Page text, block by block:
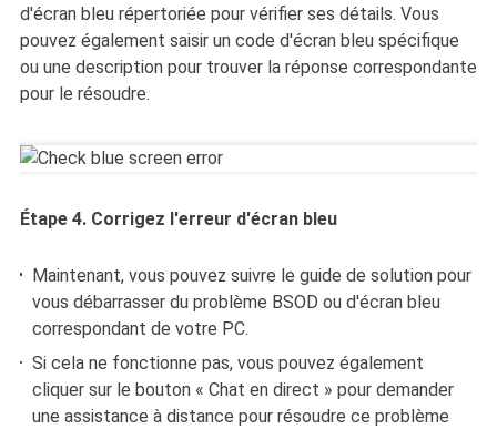
d'écran bleu répertoriée pour vérifier ses détails. Vous
pouvez également saisir un code d'écran bleu spécifique
ou une description pour trouver la réponse correspondante
pour le résoudre.
Étape 4. Corrigez l'erreur d'écran bleu
Maintenant, vous pouvez suivre le guide de solution pour
vous débarrasser du problème BSOD ou d'écran bleu
correspondant de votre PC.
Si cela ne fonctionne pas, vous pouvez également
cliquer sur le bouton « Chat en direct » pour demander
une assistance à distance pour résoudre ce problème